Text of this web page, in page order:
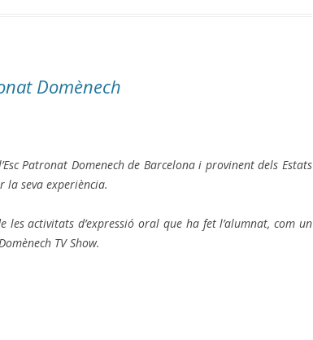
Domènech
Patronat Domenech de Barcelona i provinent dels Estats
la seva experiència.
les activitats d’expressió oral que ha fet l’alumnat, com un
TV Show.